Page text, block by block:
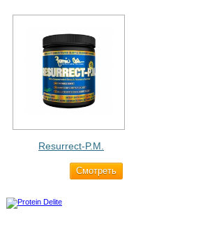
Resurrect-P.M.
Cмотреть